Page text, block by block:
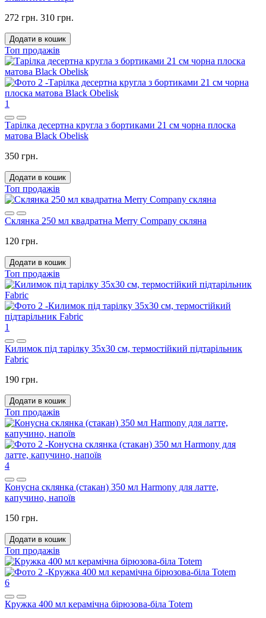
272 грн. 310 грн.
Додати в кошик
Топ продажів
1
Тарілка десертна кругла з бортиками 21 см чорна плоска
матова Black Obelisk
350 грн.
Додати в кошик
Топ продажів
Склянка 250 мл квадратна Merry Company скляна
120 грн.
Додати в кошик
Топ продажів
1
Килимок під тарілку 35x30 см, термостійкий підтарільник
Fabric
190 грн.
Додати в кошик
Топ продажів
4
Конусна склянка (стакан) 350 мл Harmony для латте,
капучино, напоїв
150 грн.
Додати в кошик
Топ продажів
6
Кружка 400 мл керамічна бірюзова-біла Totem